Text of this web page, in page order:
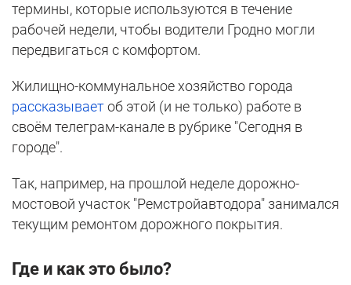
термины, которые используются в течение
рабочей недели, чтобы водители Гродно могли
передвигаться с комфортом.
Жилищно-коммунальное хозяйство города
рассказываетоб этой (и не только) работе в
своём телеграм-канале в рубрике "Сегодня в
городе".
Так, например, на прошлой неделе дорожно-
мостовой участок "Ремстройавтодора" занимался
текущим ремонтом дорожного покрытия.
Где и как это было?